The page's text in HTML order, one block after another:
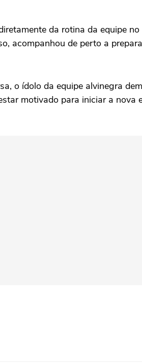
da rotina da equipe
acompanhou de perto a
o ídolo da equipe alvinegra
motivado para iniciar a nova